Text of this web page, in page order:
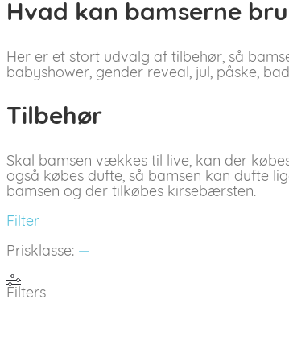
Hvad kan bamserne
Her er et stort udvalg af tilbehør, så
babyshower, gender reveal, jul, påske,
Tilbehør
Skal bamsen vækkes til live, kan der
også købes dufte, så bamsen kan dufte
bamsen og der tilkøbes kirsebærsten.
Filter
Prisklasse: —
Filters